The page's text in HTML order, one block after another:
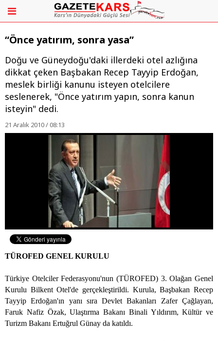
“Önce yatırım, sonra yasa”
Doğu ve Güneydoğu'daki illerdeki otel azlığına
dikkat çeken Başbakan Recep Tayyip Erdoğan,
meslek birliği kanunu isteyen otelcilere
seslenerek, "Önce yatırım yapın, sonra kanun
isteyin" dedi.
21 Aralık 2010 / 08:13
TÜROFED GENEL KURULU
Türkiye Otelciler Federasyonu'nun (TÜROFED) 3. Olağan Genel
Kurulu Bilkent Otel'de gerçekleştirildi. Kurula, Başbakan Recep
Tayyip Erdoğan'ın yanı sıra Devlet Bakanları Zafer Çağlayan,
Faruk Nafiz Özak, Ulaştırma Bakanı Binali Yıldırım, Kültür ve
Turizm Bakanı Ertuğrul Günay da katıldı.